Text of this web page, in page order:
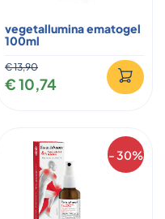
vegetallumina ematogel
100ml
€ 13,90
€ 10,74
- 30%